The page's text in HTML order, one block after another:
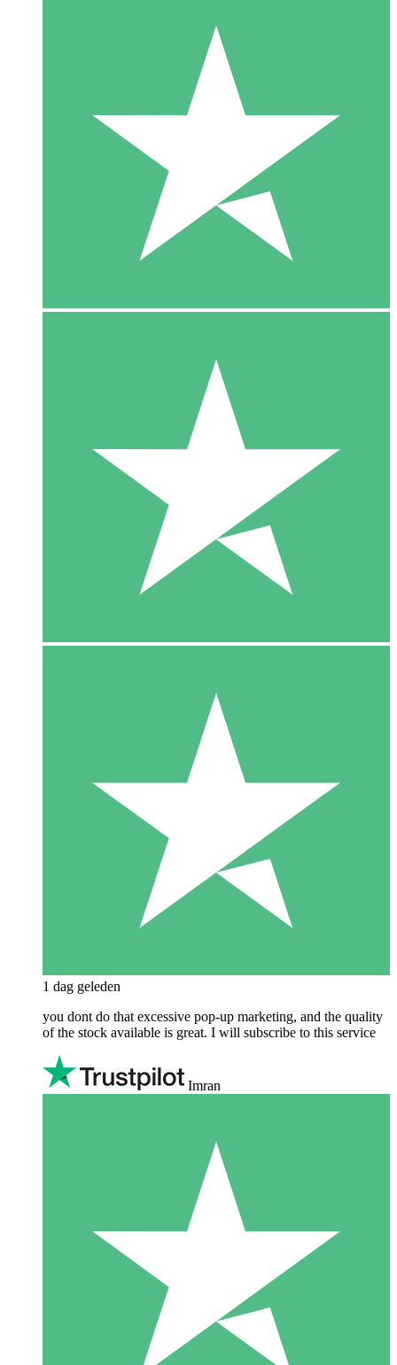
1 dag geleden
you dont do that excessive pop-up marketing, and the quality
of the stock available is great. I will subscribe to this service
Imran